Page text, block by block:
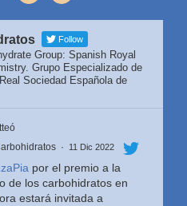
Follow
Group: Spanish Royal
Grupo Especializado de
Sociedad Española de
· 11 Dic 2022
por el premio a la
de los carbohidratos en
estará invitada a